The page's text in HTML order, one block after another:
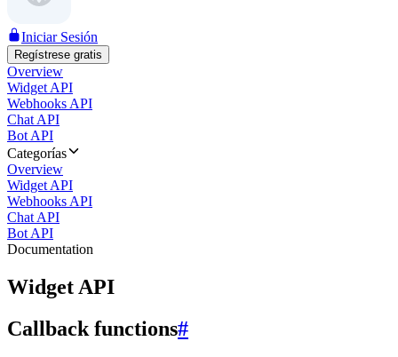
Iniciar Sesión
Regístrese gratis
Overview
Widget API
Webhooks API
Chat API
Bot API
Categorías
Overview
Widget API
Webhooks API
Chat API
Bot API
Documentation
Widget API
Callback functions#